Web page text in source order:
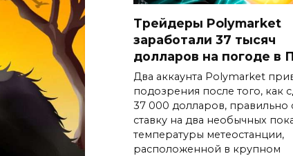
Трейдеры Polymarket
заработали 37 тысяч
долларов на погоде в
Два аккаунта Polymarket
подозрения после того, как
37 000 долларов, правильно
ставку на два необычных
температуры метеостанции,
расположенной в крупном